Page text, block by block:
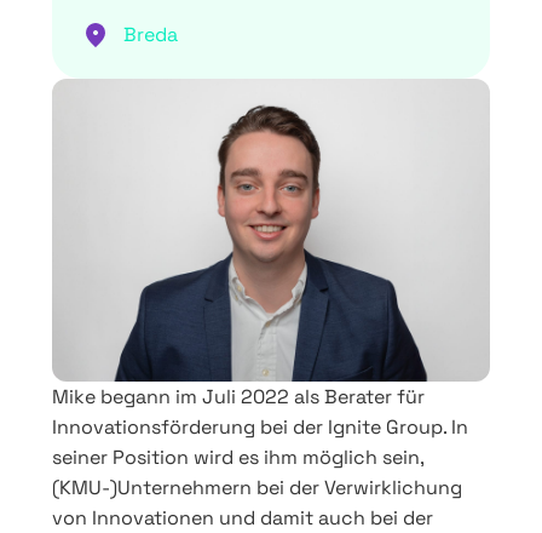
Mike begann im Juli 2022 als Berater für
Innovationsförderung bei der Ignite Group. In
seiner Position wird es ihm möglich sein,
(KMU-)Unternehmern bei der Verwirklichung
von Innovationen und damit auch bei der
Breda